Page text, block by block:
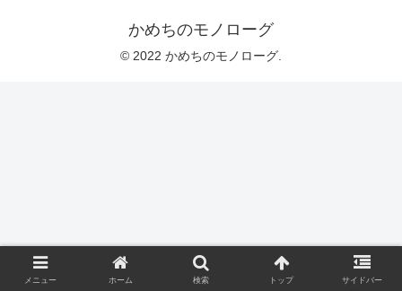
かめちのモノローグ
© 2022 かめちのモノローグ.
メニュー ホーム 検索 トップ サイドバー